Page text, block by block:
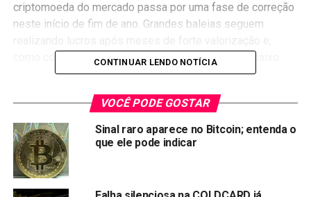
criptomoeda do mercado passa por uma fase de correção
neste início de fim de ano. Grandes baleias seguem
como consequência, puxam todo o mercado para baixo.
Preço do Bitcoin hoje
CONTINUAR LENDO NOTÍCIA
VOCÊ PODE GOSTAR
Sinal raro aparece no Bitcoin; entenda o
que ele pode indicar